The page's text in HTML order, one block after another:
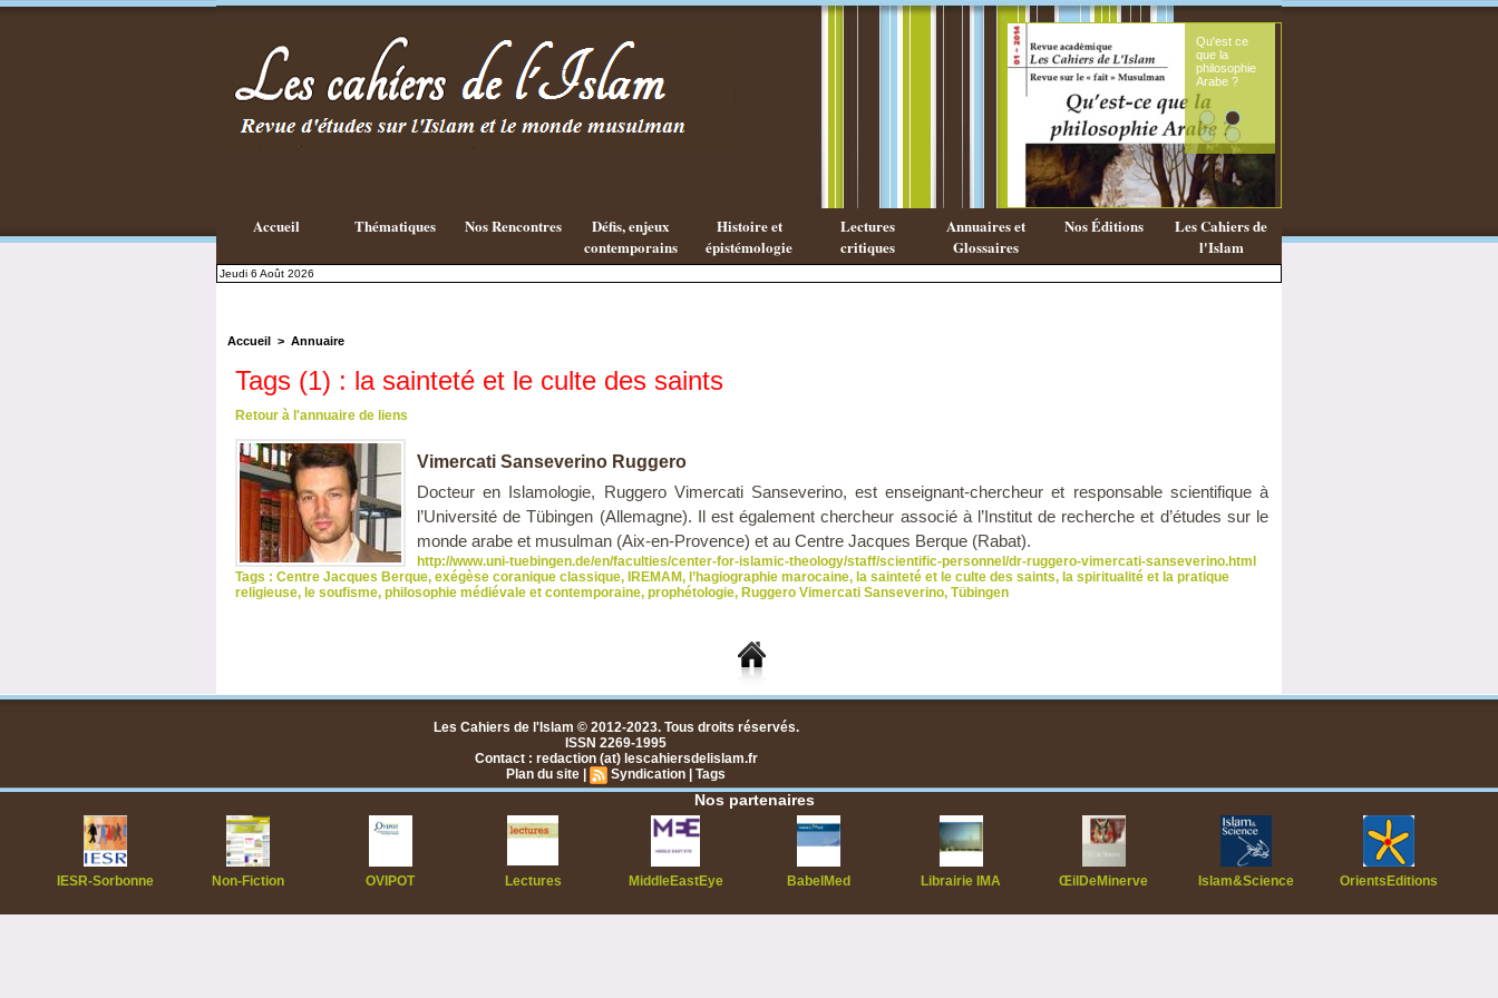
Islamique ?
Qu'est ce
que la
philosophie
Arabe ?
Accueil Thématiques Nos Rencontres
Défis, enjeux
contemporains
Histoire et
épistémologie
Lectures
critiques
Annuaires et
Glossaires
Nos Éditions
Les Cahiers de
l'Islam
Jeudi 6 Août 2026
Accueil > Annuaire
Tags (1) : la sainteté et le culte des saints
Retour à l'annuaire de liens
Vimercati Sanseverino Ruggero
Docteur en Islamologie, Ruggero Vimercati Sanseverino, est enseignant-chercheur et responsable scientifique à
l’Université de Tübingen (Allemagne). Il est également chercheur associé à l’Institut de recherche et d’études sur le
monde arabe et musulman (Aix-en-Provence) et au Centre Jacques Berque (Rabat).
http://www.uni-tuebingen.de/en/faculties/center-for-islamic-theology/staff/scientific-personnel/dr-ruggero-vimercati-sanseverino.html
Tags : Centre Jacques Berque, exégèse coranique classique, IREMAM, l’hagiographie marocaine, la sainteté et le culte des saints, la spiritualité et la pratique
religieuse, le soufisme, philosophie médiévale et contemporaine, prophétologie, Ruggero Vimercati Sanseverino, Tübingen
Les Cahiers de l'Islam © 2012-2023. Tous droits réservés.
ISSN 2269-1995
Contact : redaction (at) lescahiersdelislam.fr
Plan du site
Syndication Tags
Nos partenaires
IESR-Sorbonne Non-Fiction OVIPOT Lectures MiddleEastEye BabelMed Librairie IMA ŒilDeMinerve Islam&Science OrientsEditions